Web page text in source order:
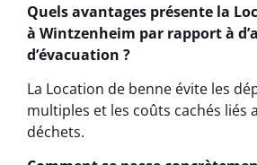
Quels avantages présente la
à Wintzenheim par rapport à
d’évacuation ?
La Location de benne évite les
multiples et les coûts cachés liés
déchets.